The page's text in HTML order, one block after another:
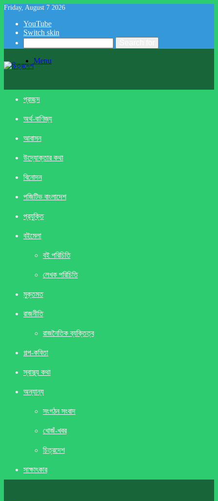
Friday, August 7 2026
YouTube
Switch skin
Menu
প্রচ্ছদ
অর্থ-বাণিজ্য
আবাসন
উদ্যোক্তার কথা
বিনোদন
পজিটিভ বাংলাদেশ
প্রযুক্তি
বইমেলা
বই পরিচিতি
লেখক পরিচিতি
মুক্তমত
রাজনীতি
রাজনৈতিক ব্যক্তিত্ব
গল্প-কবিতা
স্বাস্থ্য কথা
অন্যান্য
সংগঠন সংবাদ
খােজঁ-খবর
চিত্রদেশ
সাক্ষাৎকার